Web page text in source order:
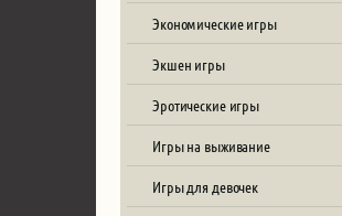
Экономические игры
Экшен игры
Эротические игры
Игры на выживание
Игры для девочек